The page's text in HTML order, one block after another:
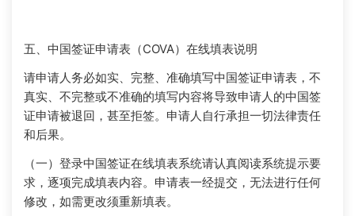
五、中国签证申请表（COVA）在线填表说明
请申请人务必如实、完整、准确填写中国签证申请表，不
真实、不完整或不准确的填写内容将导致申请人的中国签
证申请被退回，甚至拒签。申请人自行承担一切法律责任
和后果。
（一）登录中国签证在线填表系统请认真阅读系统提示要
求，逐项完成填表内容。申请表一经提交，无法进行任何
修改，如需更改须重新填表。